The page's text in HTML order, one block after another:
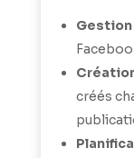
Gestion
créés